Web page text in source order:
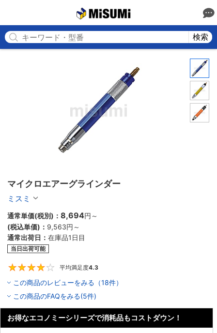
検索
マイクロエアーグラインダー
ミスミ
通常単価(税別)： 8,694円 ～
(税込単価)： 9,563円 ～
通常出荷日： 在庫品1日目
当日出荷可能
平均満足度4.3
この商品のレビューをみる（18件）
この商品のFAQをみる(5件)
お得なエコノミーシリーズで消耗品もコストダウン！